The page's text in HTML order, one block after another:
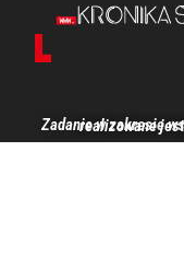
Zadanie w zakresie wspierania i